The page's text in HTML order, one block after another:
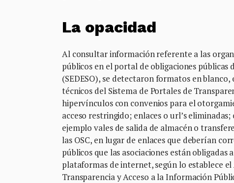
La opacidad
Al consultar información referente a las
públicos en el portal de obligaciones
(SEDESO), se detectaron formatos en
técnicos del Sistema de Portales de
hipervínculos con convenios para el
acceso restringido; enlaces o url’s
ejemplo vales de salida de almacén o
las OSC, en lugar de enlaces que deberían
públicos que las asociaciones están obligadas
plataformas de internet, según lo establece
Transparencia y Acceso a la Información